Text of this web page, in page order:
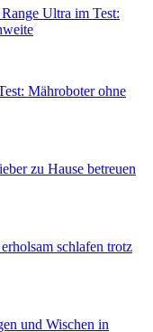
Ultra im Test:
Mähroboter ohne
zu Hause betreuen
schlafen trotz
und Wischen in